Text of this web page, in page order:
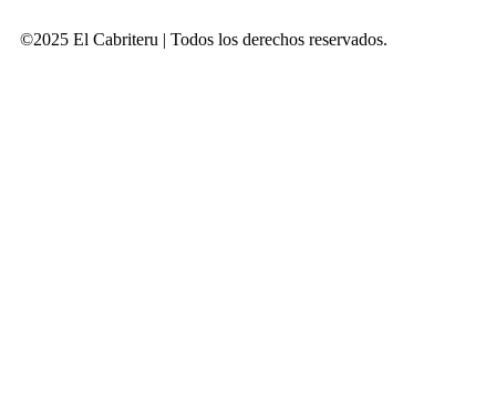
©2025 El Cabriteru | Todos los derechos reservados.